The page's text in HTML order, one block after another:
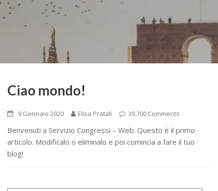
Ciao mondo!
9 Gennaio 2020 Elisa Pratali 39.700 Comments
Benvenuti a Servizio Congressi – Web. Questo è il primo
articolo. Modificalo o eliminalo e poi comincia a fare il tuo
blog!